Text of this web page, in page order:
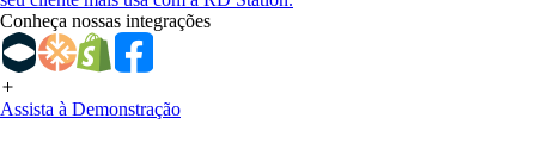
Conheça nossas integrações
Assista à Demonstração